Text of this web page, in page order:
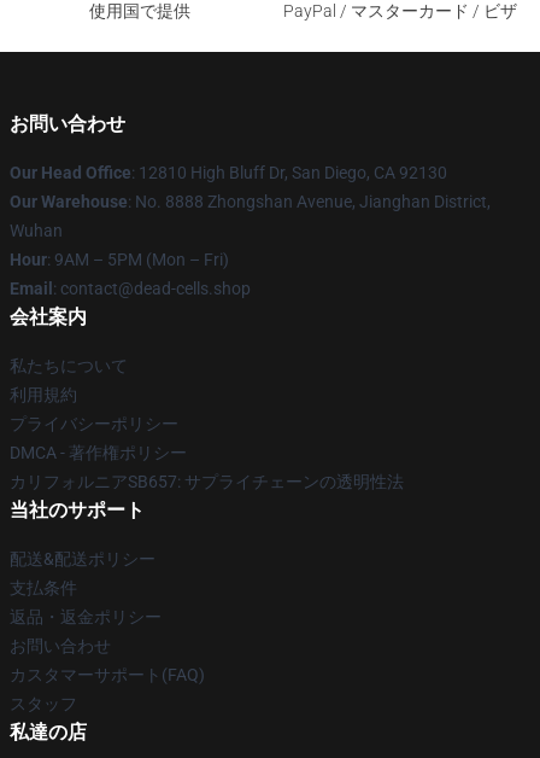
使用国で提供
PayPal / マスターカード / ビザ
お問い合わせ
Our Head Office: 12810 High Bluff Dr, San Diego, CA 92130
Our Warehouse: No. 8888 Zhongshan Avenue, Jianghan District,
Wuhan
Hour: 9AM – 5PM (Mon – Fri)
Email : contact@dead-cells.shop
会社案内
私たちについて
利用規約
プライバシーポリシー
DMCA - 著作権ポリシー
カリフォルニアSB657: サプライチェーンの透明性法
当社のサポート
配送&配送ポリシー
支払条件
返品・返金ポリシー
お問い合わせ
カスタマーサポート(FAQ)
スタッフ
私達の店